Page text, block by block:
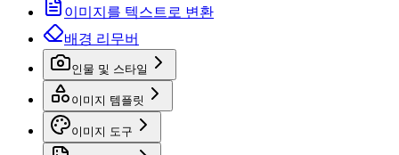
이미지를 텍스트로 변환
배경 리무버
인물 및 스타일
이미지 템플릿
이미지 도구